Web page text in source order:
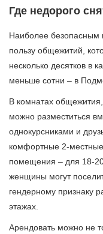
Где недорого
Наиболее безопасным
пользу общежитий,
несколько десятков в
меньше сотни – в
В комнатах
можно разместиться
однокурсниками и
комфортные 2-
помещения – для 18-
женщины могут
гендерному признаку
этажах.
Арендовать можно не